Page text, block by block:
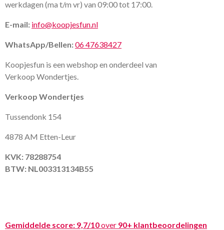
werkdagen (ma t/m vr) van 09:00 tot 17:00.
E-mail: info@koopjesfun.nl
WhatsApp/Bellen:06 47638427
Koopjesfun is een webshop en onderdeel van
Verkoop Wondertjes.
Verkoop Wondertjes
Tussendonk 154
4878 AM Etten-Leur
KVK: 78288754
BTW: NL003313134B55
Gemiddelde score: 9,7/10over 90+ klantbeoordelingen